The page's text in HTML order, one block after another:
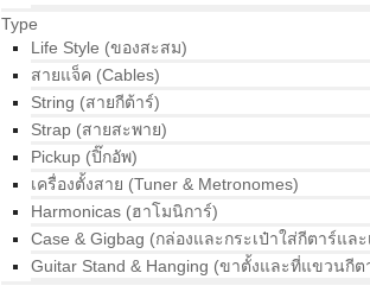
Type
Life Style (ของสะสม)
สายแจ็ค (Cables)
String (สายกีต้าร์)
Strap (สายสะพาย)
Pickup (ปิ๊กอัพ)
เครื่องตั้งสาย (Tuner & Metronomes)
Harmonicas (ฮาโมนิการ์)
Case & Gigbag (กล่องและกระเป๋าใส่กีตาร์และ
Guitar Stand & Hanging (ขาตั้งและที่แขวนกีต